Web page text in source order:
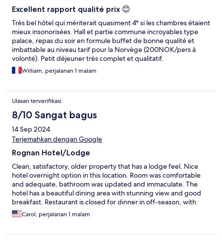
Excellent rapport qualité prix 😊
Très bel hôtel qui mériterait quasiment 4* si les chambres étaient
mieux insonorisées. Hall et partie commune incroyables type
palace, repas du soir en formule buffet de bonne qualité et
imbattable au niveau tarif pour la Norvège (200NOK/pers à
volonté). Petit déjeuner très complet et qualitatif.
William, perjalanan 1 malam
Ulasan terverifikasi
8/10 Sangat bagus
14 Sep 2024
Terjemahkan dengan Google
Rognan Hotel/Lodge
Clean, satisfactory, older property that has a lodge feel. Nice
hotel overnight option in this location. Room was comfortable
and adequate, bathroom was updated and immaculate. The
hotel has a beautiful dining area with stunning view and good
breakfast. Restaurant is closed for dinner in off-season, with
limited dining options nearby. Lots of EV charging options
available.
Carol, perjalanan 1 malam